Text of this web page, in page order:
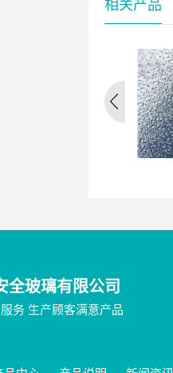
相关产品
全玻璃有限公司
务 生产顾客满意产品